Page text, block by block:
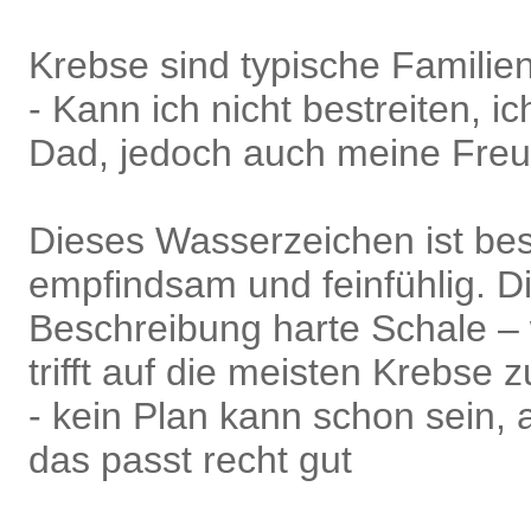
Krebse sind typische
- Kann ich nicht bestreiten,
Dad, jedoch auch meine
Dieses Wasserzeichen ist
empfindsam und feinfühlig.
Beschreibung harte Schale
trifft auf die meisten Krebse
- kein Plan kann schon sein,
das passt recht gut